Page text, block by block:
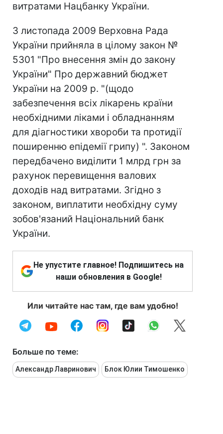
витратами Нацбанку України.
3 листопада 2009 Верховна Рада
України прийняла в цілому закон №
5301 "Про внесення змін до закону
України" Про державний бюджет
України на 2009 р. "(щодо
забезпечення всіх лікарень країни
необхідними ліками і обладнанням
для діагностики хвороби та протидії
поширенню епідемії грипу) ". Законом
передбачено виділити 1 млрд грн за
рахунок перевищення валових
доходів над витратами. Згідно з
законом, виплатити необхідну суму
зобов'язаний Національний банк
України.
Не упустите главное! Подпишитесь на
наши обновления в Google!
Или читайте нас там, где вам удобно!
Больше по теме:
Александр Лавринович Блок Юлии Тимошенко